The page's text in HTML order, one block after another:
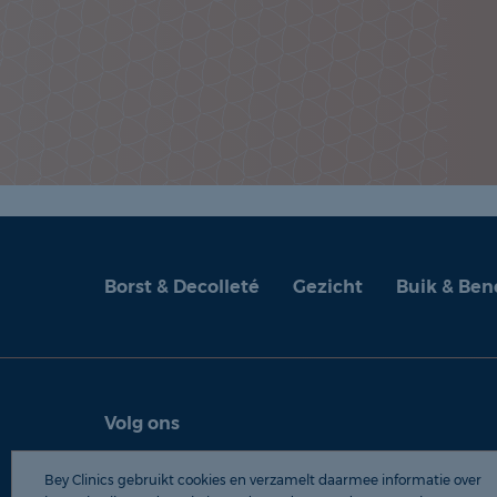
Bey Clinics gebruikt cookies en verzamelt daarmee informatie over
Borst & Decolleté Gezicht Buik &
Volg ons
© 2026